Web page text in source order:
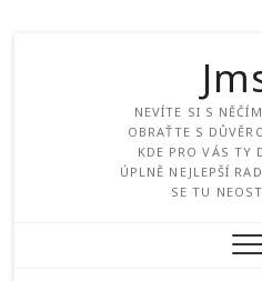
NEVÍTE SI S
OBRAŤTE S
KDE PRO VÁS TY
ÚPLNĚ NEJLEPŠÍ
SE TU